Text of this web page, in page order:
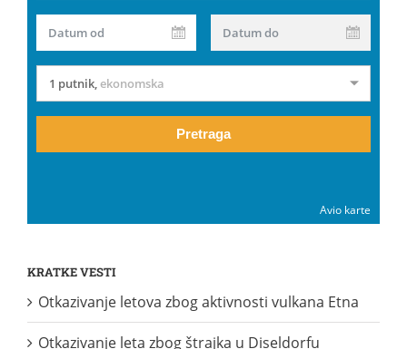
Datum od Datum do
1 putnik,ekonomska
Pretraga
Avio karte
KRATKE VESTI
Otkazivanje letova zbog aktivnosti vulkana Etna
Otkazivanje leta zbog štrajka u Diseldorfu